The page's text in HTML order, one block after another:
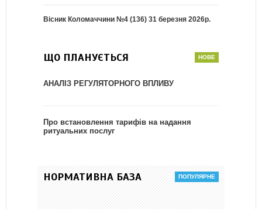
Вісник Коломаччини №4 (136) 31 березня 2026р.
ЩО ПЛАНУЄТЬСЯ
АНАЛІЗ РЕГУЛЯТОРНОГО ВПЛИВУ
Про встановлення тарифів на надання
ритуальних послуг
НОРМАТИВНА БАЗА